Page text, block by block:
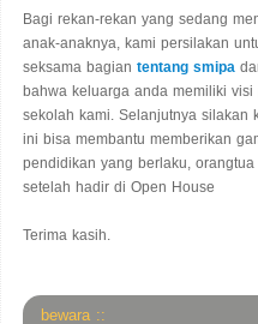
Bagi rekan-rekan yang sedang
anak-anaknya, kami persilakan
seksama bagian tentang smipa
bahwa keluarga anda memiliki
sekolah kami. Selanjutnya silakan
ini bisa membantu memberikan
pendidikan yang berlaku,
setelah hadir di Open House
Terima kasih.
bewara ::